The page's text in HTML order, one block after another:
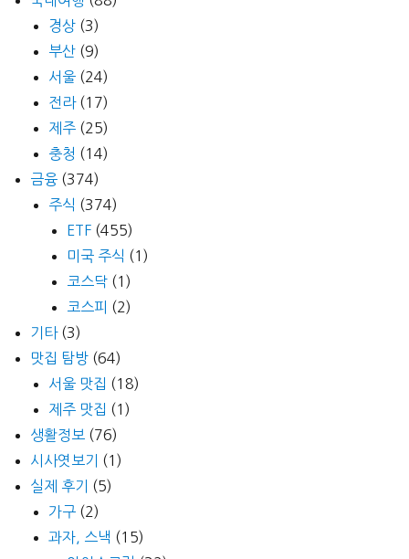
경상 (3)
부산 (9)
서울 (24)
전라(17)
제주 (25)
충청 (14)
금융 (374)
주식 (374)
ETF (455)
미국 주식 (1)
코스닥 (1)
코스피 (2)
기타(3)
맛집 탐방 (64)
서울 맛집 (18)
제주 맛집 (1)
생활정보 (76)
시사엿보기
(1)
실제 후기
(5)
가구 (2)
과자, 스낵 (15)